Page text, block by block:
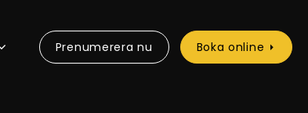
Prenumerera nu Boka online